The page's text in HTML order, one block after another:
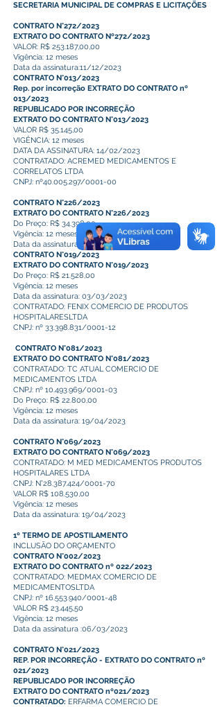
SECRETARIA MUNICIPAL DE COMPRAS E LICITAÇÕES
CONTRATO N°272/2023
EXTRATO DO CONTRATO Nº272/2023
VALOR: R$ 253.187,00,00
Vigência: 12 meses
Data da assinatura:11/12/2023
CONTRATO N°013/2023
Rep. por incorreção EXTRATO DO CONTRATO nº
013/2023
REPUBLICADO POR INCORREÇÃO
EXTRATO DO CONTRATO N°013/2023
VALOR R$ 35.145,00
VIGÊNCIA: 12 meses
DATA DA ASSINATURA: 14/02/2023
CONTRATADO: ACREMED MEDICAMENTOS E
CORRELATOS LTDA
CNPJ: nº40.005.297/0001-00
CONTRATO N°226/2023
EXTRATO DO CONTRATO N°226/2023
Do Preço: R$ 34.398,00
Vigência: 12 meses
Data da assinatura:18/09/2023
CONTRATO N°019/2023
EXTRATO DO CONTRATO N°019/2023
Do Preço: R$ 21.528,00
Vigência: 12 meses
Data da assinatura: 03/03/2023
CONTRATADO: FENIX COMERCIO DE PRODUTOS
HOSPITALARESLTDA
CNPJ: nº 33.398.831/0001-12
CONTRATO N°081/2023
EXTRATO DO CONTRATO N°081/2023
CONTRATADO: TC ATUAL COMERCIO DE
MEDICAMENTOS LTDA
CNPJ: nº 10.493.969/0001-03
Do Preço: R$ 22.800,00
Vigência: 12 meses
Data da assinatura: 19/04/2023
CONTRATO N°069/2023
EXTRATO DO CONTRATO N°069/2023
CONTRATADO: M MED MEDICAMENTOS PRODUTOS
HOSPITALARES LTDA
CNPJ: N°28.387.424/0001-70
VALOR R$ 108.530,00
Vigência: 12 meses
Data da assinatura: 19/04/2023
1º TERMO DE APOSTILAMENTO
INCLUSÃO DO ORÇAMENTO
CONTRATO N°002/2023
EXTRATO DO CONTRATO nº 022/2023
CONTRATADO: MEDMAX COMERCIO DE
MEDICAMENTOSLTDA
CNPJ: nº 16.553.940/0001-48
VALOR R$ 23.445,50
Vigência: 12 meses
Data da assinatura :06/03/2023
CONTRATO N°021/2023
REP. POR INCORREÇÃO - EXTRATO DO CONTRATO nº
021/2023
REPUBLICADO POR INCORREÇÃO
EXTRATO DO CONTRATO nº021/2023
CONTRATADO: ERFARMA COMERCIO DE